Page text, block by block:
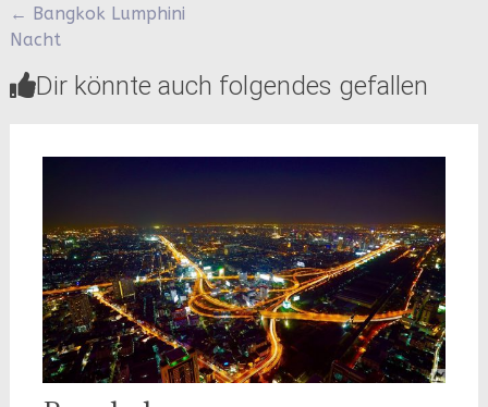
Beitragsnavigation
← Bangkok Lumphini
Nacht
Dir könnte auch folgendes gefallen